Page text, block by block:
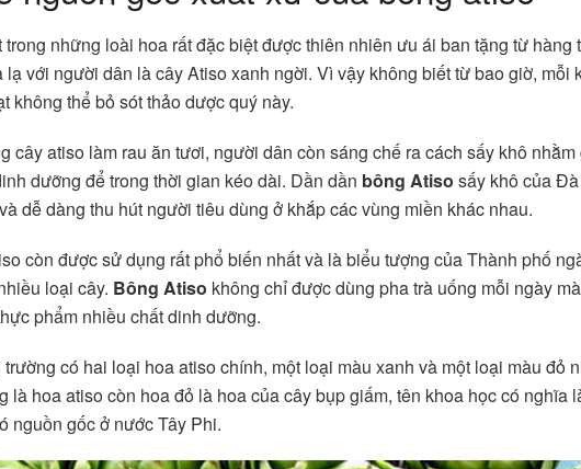
trong những loài hoa rất đặc biệt được thiên nhiên ưu ái ban tặng từ hàng
lạ với người dân là cây Atiso xanh ngời. Vì vậy không biết từ bao giờ, mỗi
không thể bỏ sót thảo dược quý này.
cây atiso làm rau ăn tươi, người dân còn sáng chế ra cách sấy khô
dưỡng để trong thời gian kéo dài. Dần dần bông Atiso sấy khô của
dễ dàng thu hút người tiêu dùng ở khắp các vùng miền khác nhau.
còn được sử dụng rất phổ biến nhất và là biểu tượng của Thành phố
loại cây. Bông Atiso không chỉ được dùng pha trà uống mỗi ngày
phẩm nhiều chất dinh dưỡng.
có hai loại hoa atiso chính, một loại màu xanh và một loại màu đỏ
là hoa atiso còn hoa đỏ là hoa của cây bụp giấm, tên khoa học có nghĩa
nguồn gốc ở nước Tây Phi.